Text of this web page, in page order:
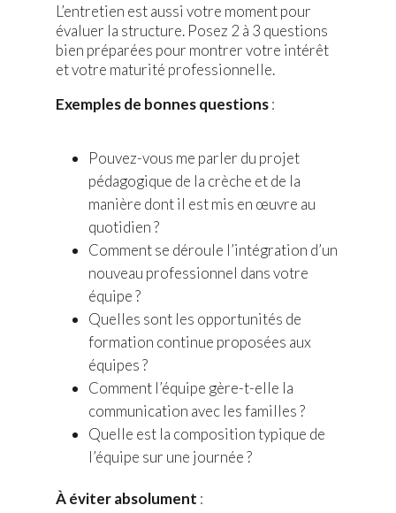
L’entretien est aussi votre moment pour
évaluer la structure. Posez 2 à 3 questions
bien préparées pour montrer votre intérêt
et votre maturité professionnelle.
Exemples de bonnes questions:
Pouvez-vous me parler du projet
pédagogique de la crèche et de la
manière dont il est mis en œuvre au
quotidien ?
Comment se déroule l’intégration d’un
nouveau professionnel dans votre
équipe ?
Quelles sont les opportunités de
formation continue proposées aux
équipes ?
Comment l’équipe gère-t-elle la
communication avec les familles ?
Quelle est la composition typique de
l’équipe sur une journée ?
À éviter absolument :